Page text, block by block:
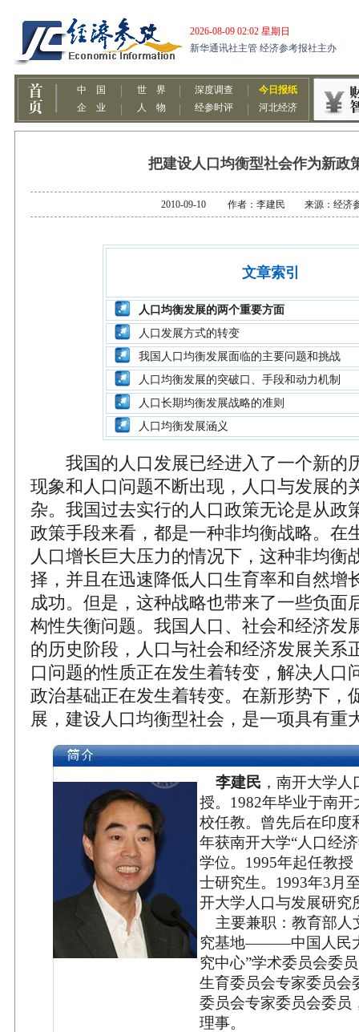
把建设人口均衡型社会作为新政
2010-09-10 作者：李建民 来源：经济
文章索引
人口均衡发展的两个重要方面
人口发展方式的转变
我国人口均衡发展面临的主要问题和挑战
人口均衡发展的突破口、手段和动力机制
人口长期均衡发展战略的准则
人口均衡发展涵义
我国的人口发展已经进入了一个新的
现象和人口问题不断出现，人口与发展的
杂。我国过去实行的人口政策无论是从政
政策手段来看，都是一种非均衡战略。在
人口增长巨大压力的情况下，这种非均衡
择，并且在迅速降低人口生育率和自然增
成功。但是，这种战略也带来了一些负面
构性失衡问题。我国人口、社会和经济发
的历史阶段，人口与社会和经济发展关系
口问题的性质正在发生着转变，解决人口
政治基础正在发生着转变。在新形势下，
展，建设人口均衡型社会，是一项具有重
李建民 ，南开大学
授。1982年毕业于南
校任教。曾先后在印度
年获南开大学“人口经
学位。1995年起任教授
士研究生。1993年3月
开大学人口与发展研究
主要兼职：教育部人
究基地———中国人民
究中心”学术委员会委
生育委员会专家委员会
委员会专家委员会委员
理事。